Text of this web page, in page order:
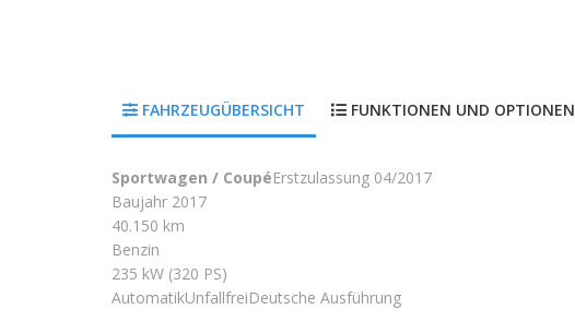
FAHRZEUGÜBERSICHT FUNKTIONEN UND OPTIONEN
Sportwagen / CoupéErstzulassung 04/2017
Baujahr 2017
40.150 km
Benzin
235 kW (320 PS)
AutomatikUnfallfreiDeutsche Ausführung